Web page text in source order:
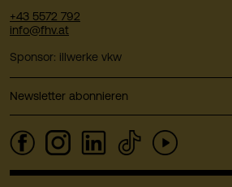
+43 5572 792
info@fhv.at
Sponsor: illwerke vkw
Newsletter abonnieren